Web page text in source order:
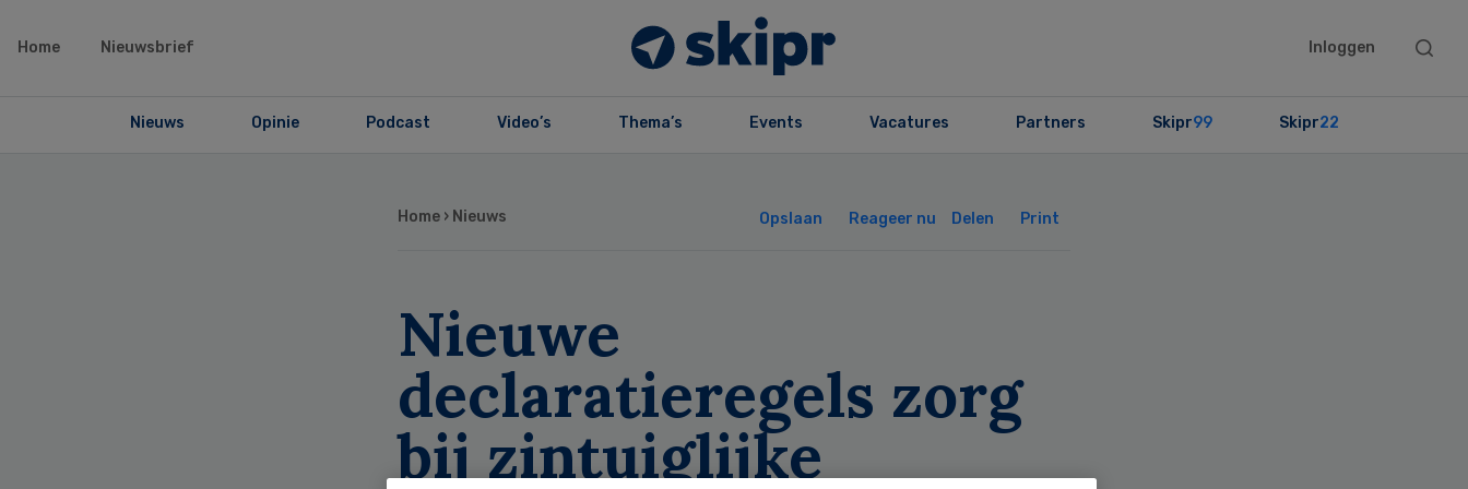
Home Nieuwsbrief Inloggen
Search
Nieuws Opinie Podcast Video’s Thema’s Events Vacatures Partners Skipr99 Skipr22
Home › Nieuws Opslaan Reageer nu Delen Print
Nieuwe
declaratieregels zorg
bij zintuiglijke